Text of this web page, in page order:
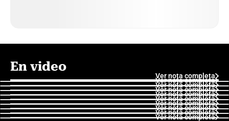
En video
Ver nota completa
Ver nota completa
Ver nota completa
Ver nota completa
Ver nota completa
Ver nota completa
Ver nota completa
Ver nota completa
Ver nota completa
Ver nota completa